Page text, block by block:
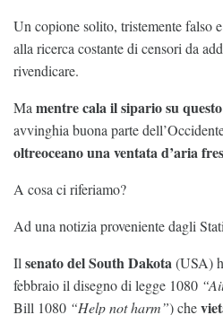
Un copione solito, tristemente falso
alla ricerca costante di censori da
rivendicare.
Ma mentre cala il sipario su
avvinghia buona parte
oltreoceano una ventata d’aria
A cosa ci riferiamo?
Ad una notizia proveniente dagli
Il senato del South Dakota(USA)
febbraio il disegno di legge 1080
Bill 1080 “Help not harm”) che